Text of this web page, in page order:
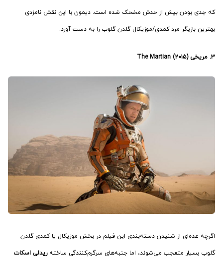
که جدی بودن بیش از حدش مخحک شده است. دیمون با این نقش نامزدی
بهترین بازیگر مرد کمدی/موزیکال گلدن گلوب را به دست آورد.
۳. مریخی (۲۰۱۵) The Martian
اگرچه عده‌ای از شنیدن دسته‌بندی این فیلم در بخش موزیکال یا کمدی گلدن
گلوب بسیار متعجب می‌شوند، اما جنبه‌های سرگرم‌کنندگی ساختهریدلی اسکات